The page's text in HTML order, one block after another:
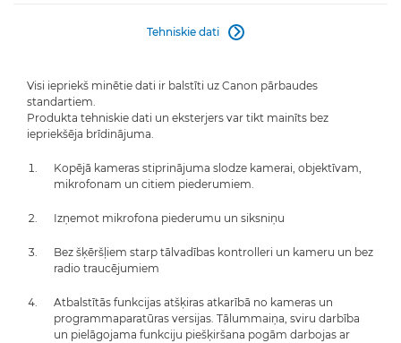
Tehniskie dati 
Visi iepriekš minētie dati ir balstīti uz Canon pārbaudes
standartiem.
Produkta tehniskie dati un eksterjers var tikt mainīts bez
iepriekšēja brīdinājuma.
Kopējā kameras stiprinājuma slodze kamerai, objektīvam,
mikrofonam un citiem piederumiem.
Izņemot mikrofona piederumu un siksniņu
Bez šķēršļiem starp tālvadības kontrolleri un kameru un bez
radio traucējumiem
Atbalstītās funkcijas atšķiras atkarībā no kameras un
programmaparatūras versijas. Tālummaiņa, sviru darbība
un pielāgojama funkciju piešķiršana pogām darbojas ar